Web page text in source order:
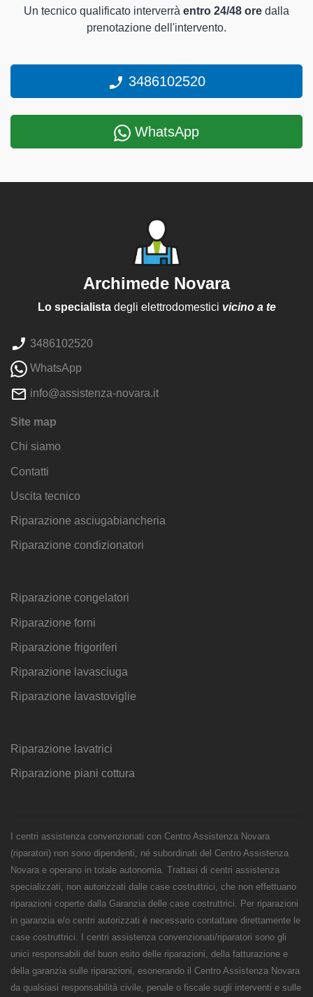
Un tecnico qualificato interverrà entro 24/48 ore dalla
prenotazione dell'intervento.
3486102520
WhatsApp
Archimede Novara
Lo specialistadegli elettrodomestici vicino a te
3486102520
WhatsApp
info@assistenza-novara.it
Site map
Chi siamo
Contatti
Uscita tecnico
Riparazione asciugabiancheria
Riparazione condizionatori
Riparazione congelatori
Riparazione forni
Riparazione frigoriferi
Riparazione lavasciuga
Riparazione lavastoviglie
Riparazione lavatrici
Riparazione piani cottura
I centri assistenza convenzionati con Centro Assistenza Novara
(riparatori) non sono dipendenti, né subordinati del Centro Assistenza
Novara e operano in totale autonomia. Trattasi di centri assistenza
specializzati, non autorizzati dalle case costruttrici, che non effettuano
riparazioni coperte dalla Garanzia delle case costruttrici. Per riparazioni
in garanzia e/o centri autorizzati è necessario contattare direttamente le
case costruttrici. I centri assistenza convenzionati/riparatori sono gli
unici responsabili del buon esito delle riparazioni, della fatturazione e
della garanzia sulle riparazioni, esonerando il Centro Assistenza Novara
da qualsiasi responsabilità civile, penale o fiscale sugli interventi e sulle